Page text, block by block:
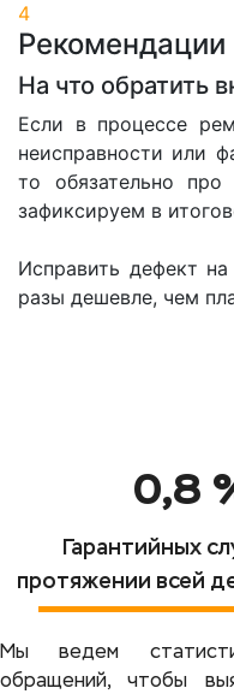
4
Рекомендации
На что обратить
Если в процессе
неисправности или
то обязательно
зафиксируем в
Исправить дефект
разы дешевле, чем
Гарантийных
протяжении всей
Мы ведем
обращений, чтобы
0,8